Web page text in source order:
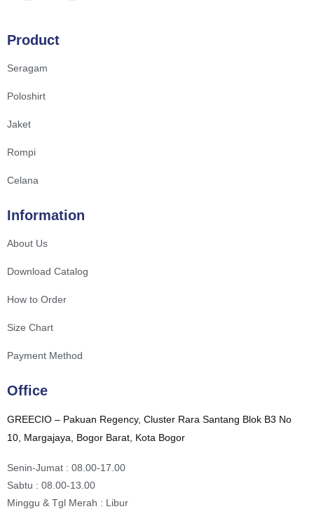
Product
Seragam
Poloshirt
Jaket
Rompi
Celana
Information
About Us
Download Catalog
How to Order
Size Chart
Payment Method
Office
GREECIO – Pakuan Regency, Cluster Rara Santang Blok B3 No
10, Margajaya, Bogor Barat, Kota Bogor
Senin-Jumat : 08.00-17.00
Sabtu : 08.00-13.00
Minggu & Tgl Merah : Libur